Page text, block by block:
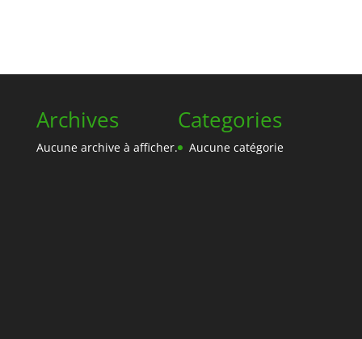
Archives
Aucune archive à afficher.
Categories
Aucune catégorie